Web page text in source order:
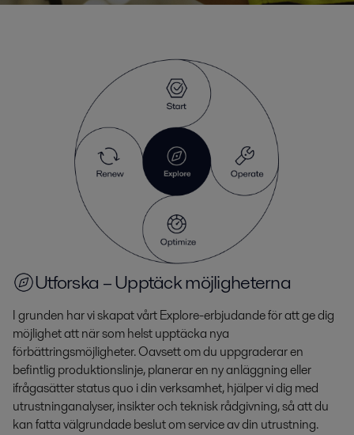
Utforska – Upptäck möjligheterna
I grunden har vi skapat vårt Explore-erbjudande för att ge dig
möjlighet att när som helst upptäcka nya
förbättringsmöjligheter. Oavsett om du uppgraderar en
befintlig produktionslinje, planerar en ny anläggning eller
ifrågasätter status quo i din verksamhet, hjälper vi dig med
utrustninganalyser, insikter och teknisk rådgivning, så att du
kan fatta välgrundade beslut om service av din utrustning.